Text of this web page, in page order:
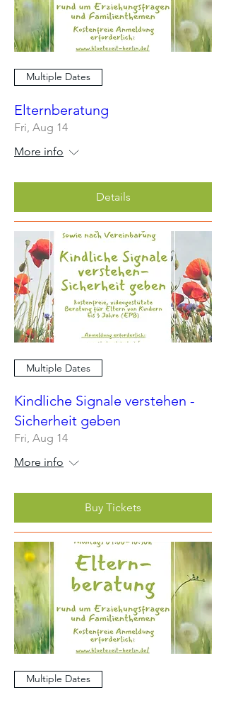
Multiple Dates
Elternberatung
Fri, Aug 14
More info
Details
Multiple Dates
Kindliche Signale verstehen -
Sicherheit geben
Fri, Aug 14
More info
Buy Tickets
Multiple Dates